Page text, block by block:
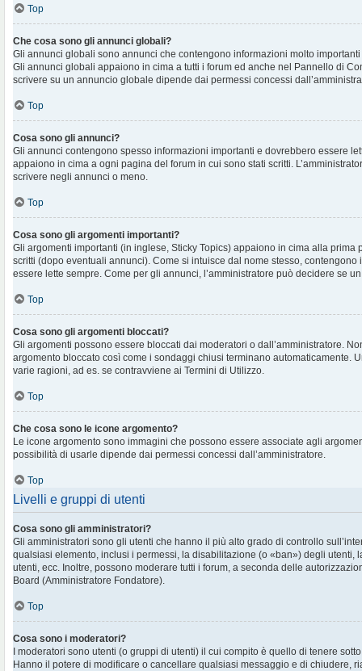
Top
Che cosa sono gli annunci globali?
Gli annunci globali sono annunci che contengono informazioni molto
Gli annunci globali appaiono in cima a tutti i forum ed anche nel Pannello di
scrivere su un annuncio globale dipende dai permessi concessi
Top
Cosa sono gli annunci?
Gli annunci contengono spesso informazioni importanti e dovrebbero essere
appaiono in cima a ogni pagina del forum in cui sono stati scritti.
scrivere negli annunci o meno.
Top
Cosa sono gli argomenti importanti?
Gli argomenti importanti (in inglese, Sticky Topics) appaiono in cima alla prima
scritti (dopo eventuali annunci). Come si intuisce dal nome stesso,
essere lette sempre. Come per gli annunci, l’amministratore può decidere se
Top
Cosa sono gli argomenti bloccati?
Gli argomenti possono essere bloccati dai moderatori o dall’amministratore.
argomento bloccato così come i sondaggi chiusi terminano automaticamente.
varie ragioni, ad es. se contravviene ai Termini di Utilizzo.
Top
Che cosa sono le icone argomento?
Le icone argomento sono immagini che possono essere associate agli
possibilità di usarle dipende dai permessi concessi dall’amministratore.
Top
Livelli e gruppi di utenti
Cosa sono gli amministratori?
Gli amministratori sono gli utenti che hanno il più alto grado di controllo
qualsiasi elemento, inclusi i permessi, la disabilitazione (o «ban») degli utenti,
utenti, ecc. Inoltre, possono moderare tutti i forum, a seconda delle
Board (Amministratore Fondatore).
Top
Cosa sono i moderatori?
I moderatori sono utenti (o gruppi di utenti) il cui compito è quello di tenere
Hanno il potere di modificare o cancellare qualsiasi messaggio e di chiudere,